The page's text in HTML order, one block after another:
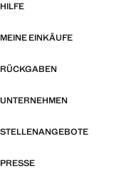
HILFE
MEINE EINKÄUFE
RÜCKGABEN
UNTERNEHMEN
STELLENANGEBOTE
PRESSE